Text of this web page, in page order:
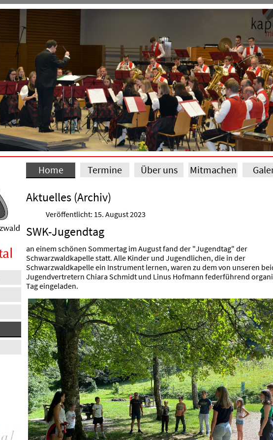
Home Termine Über uns Mitmachen
Aktuelles (Archiv)
Veröffentlicht: 15. August 2023
SWK-Jugendtag
an einem schönen Sommertag im August fand der "Jugendtag" der
Schwarzwaldkapelle statt. Alle Kinder und Jugendlichen, die in der
Schwarzwaldkapelle ein Instrument lernen, waren zu dem von unseren
Jugendvertretern Chiara Schmidt und Linus Hofmann federführend
Tag eingeladen.